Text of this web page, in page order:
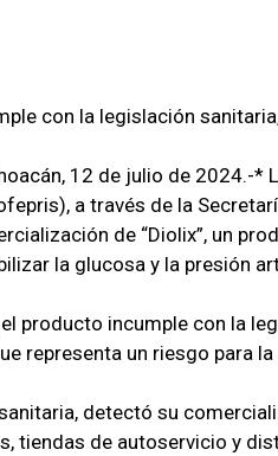
con la legislación
12 de julio de 2024.-*
a través de la
de “Diolix”, un
la glucosa y la presión
producto incumple con la
representa un riesgo para
detectó su
tiendas de autoservicio y